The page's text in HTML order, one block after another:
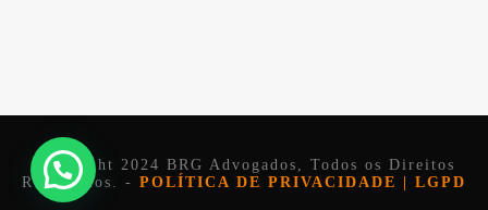
Copyright 2024 BRG Advogados, Todos os Direitos
Reservados. - POLÍTICA DE PRIVACIDADE | LGPD